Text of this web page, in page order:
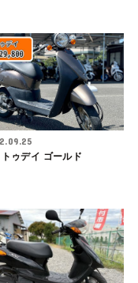
ゥデイ ゴールド